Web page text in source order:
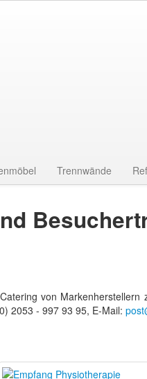
Trennwände
von
2053 - 997 93 95, E-Mail: